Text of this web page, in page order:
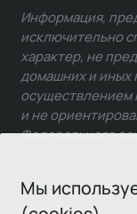
Мы
Информация,
исключительно
характер, не
домашних и иных
осуществлением
и не
Федерального